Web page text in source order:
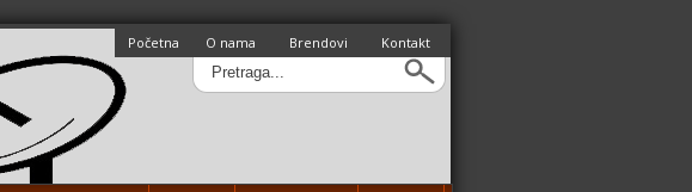
Početna O nama Brendovi Kontakt